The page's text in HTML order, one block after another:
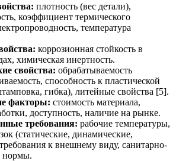
плотность (вес детали),
коэффициент термического
температура
коррозионная стойкость в
химическая инертность.
свойства: обрабатываемость
способность к пластической
гибка), литейные свойства [5].
факторы: стоимость материала,
доступность, наличие на рынке.
требования: рабочие температуры,
(статические, динамические,
к внешнему виду, санитарно-
нормы.